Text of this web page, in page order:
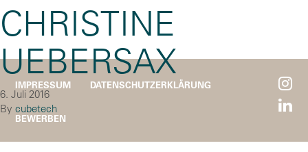
CHRISTINE
UEBERSAX
6. Juli 2016
By cubetech
IMPRESSUM DATENSCHUTZERKLÄRUNG
BEWERBEN